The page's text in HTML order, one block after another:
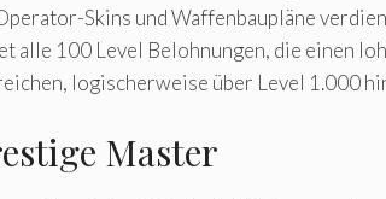
Skins und Waffenbaupläne
100 Level Belohnungen, die einen
logischerweise über Level 1.000
Master